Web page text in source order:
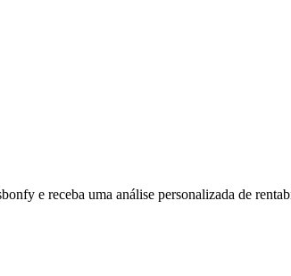
e receba uma análise personalizada de